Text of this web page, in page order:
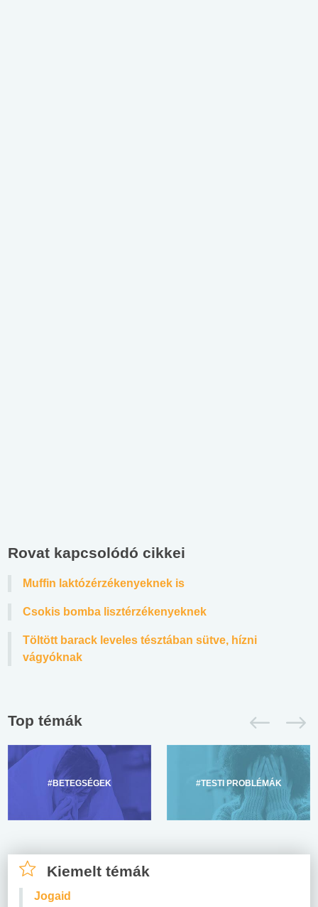
Rovat kapcsolódó cikkei
Muffin laktózérzékenyeknek is
Csokis bomba lisztérzékenyeknek
Töltött barack leveles tésztában sütve, hízni
vágyóknak
Top témák
#BETEGSÉGEK #TESTI PROBLÉMÁK
Kiemelt témák
Jogaid